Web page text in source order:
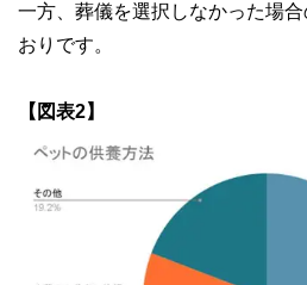
一方、葬儀を選択しなかった場
おりです。
【図表2】